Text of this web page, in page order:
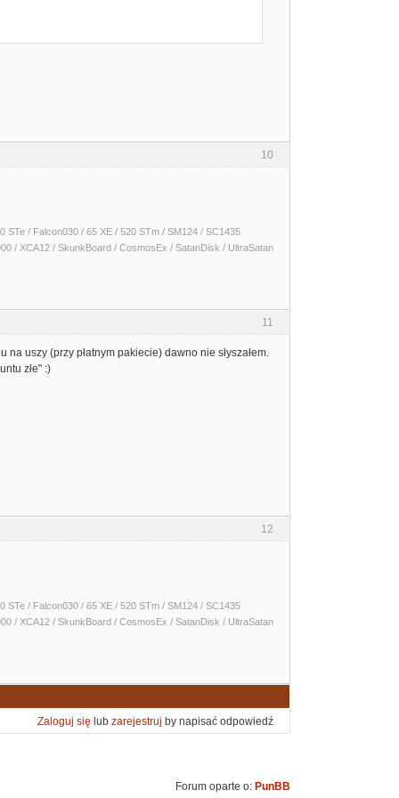
10
STe / Falcon030 / 65 XE / 520 STm / SM124 / SC1435
/ XCA12 / SkunkBoard / CosmosEx / SatanDisk / UltraSatan
11
uszy (przy płatnym pakiecie) dawno nie słyszałem.
złe" :)
12
STe / Falcon030 / 65 XE / 520 STm / SM124 / SC1435
/ XCA12 / SkunkBoard / CosmosEx / SatanDisk / UltraSatan
Zaloguj się lub zarejestruj by napisać odpowiedź
Forum oparte o: PunBB